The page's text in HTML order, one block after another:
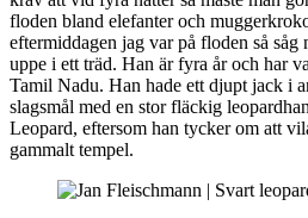
floden bland elefanter och
eftermiddagen jag var på floden så såg
uppe i ett träd. Han är fyra år och har
Tamil Nadu. Han hade ett djupt jack i
slagsmål med en stor fläckig
Leopard, eftersom han tycker om att
gammalt tempel.